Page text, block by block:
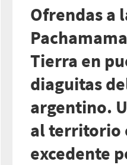
Ofrendas a
Tierra en
diaguitas
argentino.
al territorio
excedente